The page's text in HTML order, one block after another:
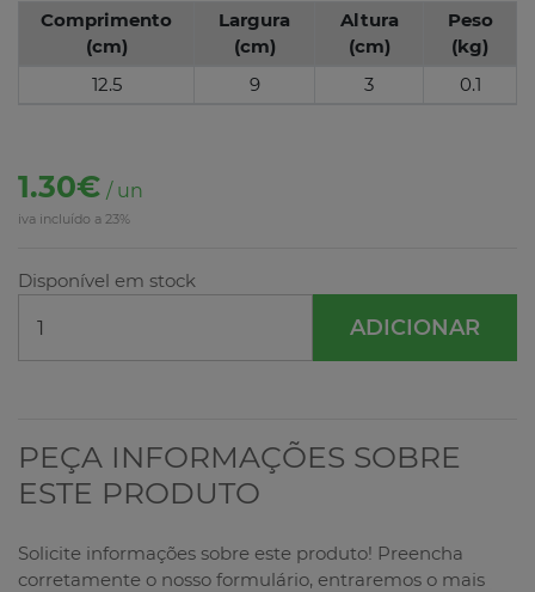
Comprimento
(cm)
Largura
(cm)
Altura
(cm)
Peso
(kg)
12.5
9 3 0.1
1.30€ / un
iva incluído a 23%
Disponível em stock
ADICIONAR
PEÇA INFORMAÇÕES SOBRE
ESTE PRODUTO
Solicite informações sobre este produto! Preencha
corretamente o nosso formulário, entraremos o mais